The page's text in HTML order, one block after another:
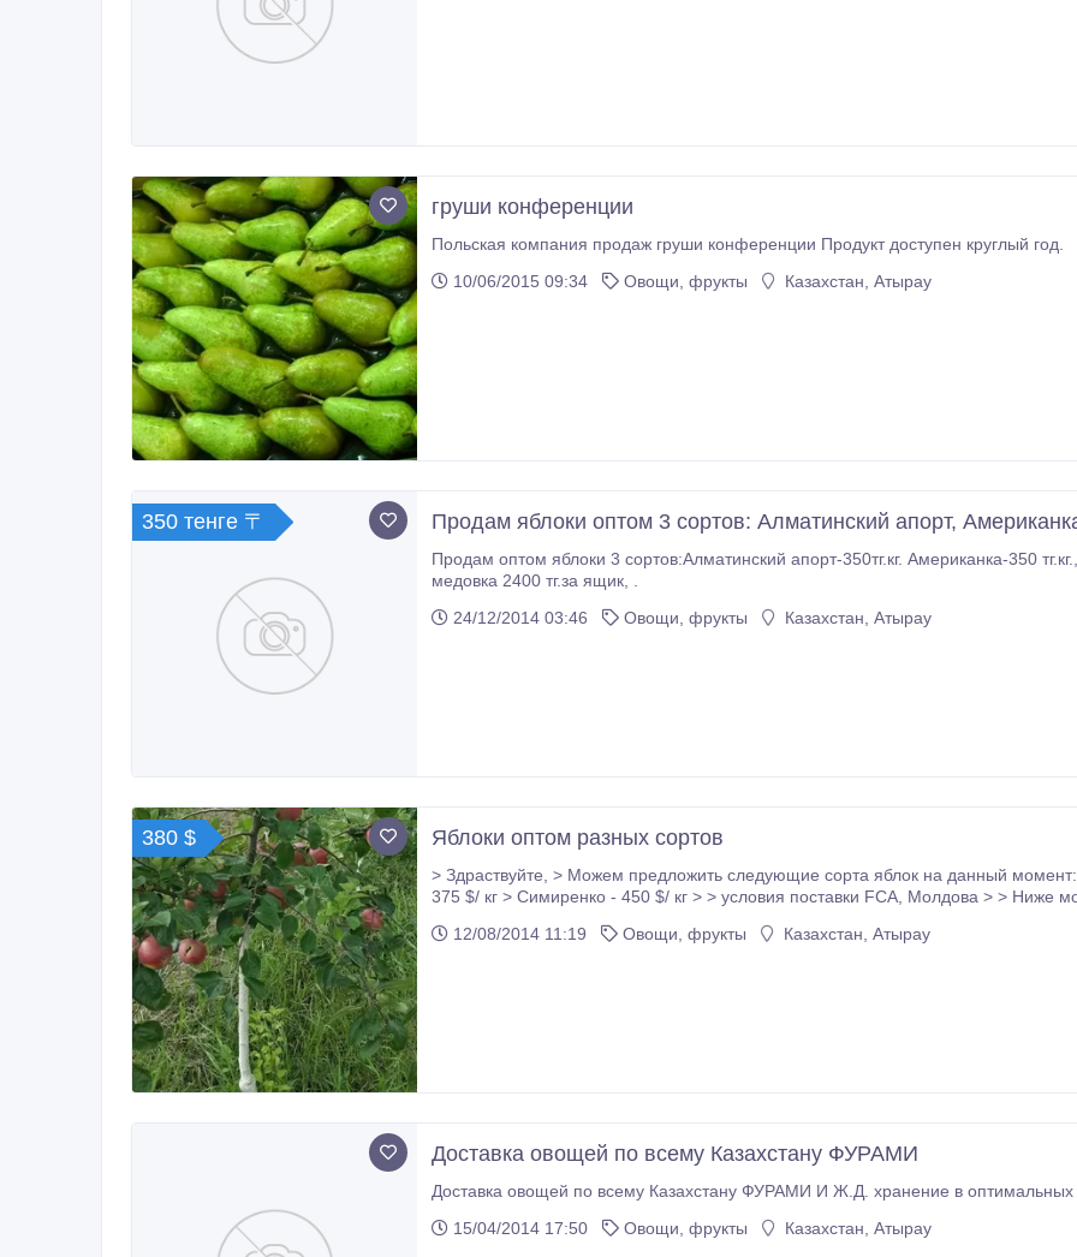
груши конференции
Польская компания продаж груши конференции Продукт доступен круглый год.
10/06/2015 09:34
Овощи, фрукты Казахстан, Атырау
350 тенге 〒 Продам яблоки оптом 3 сортов: Алматинский апорт,
Продам оптом яблоки 3 сортов:Алматинский апорт-350тг.кг. Американка-350 тг.кг., Золотой превосход 350 тг.кг.,
медовка 2400 тг.за ящик, .
24/12/2014 03:46
Овощи, фрукты Казахстан, Атырау
380 $ Яблоки оптом разных сортов
> Здраствуйте, > Можем предложить следующие сорта яблок на данный момент: > Слава победителям - 380 $/кг > Прим руж -
375 $/ кг > Симиренко - 450 $/ кг > > условия поставки FCA, Молдова > > Ниже можете найти сорта яблок которые мы
12/08/2014 11:19
Овощи, фрукты Казахстан, Атырау
Доставка овощей по всему Казахстану ФУРАМИ
Доставка овощей по всему Казахстану ФУРАМИ И Ж.Д. хранение в
15/04/2014 17:50
Овощи, фрукты Казахстан, Атырау